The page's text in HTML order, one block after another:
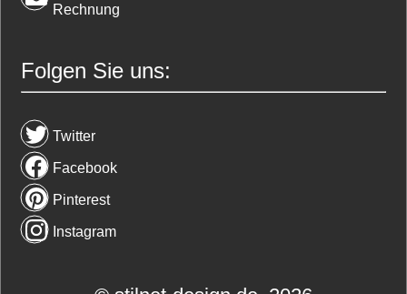
Rechnung
Folgen Sie uns:
Twitter
Facebook
Pinterest
Instagram